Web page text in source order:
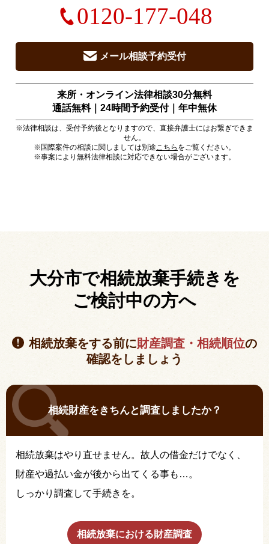
0120-177-048
メール相談予約受付
来所・オンライン法律相談30分無料
通話無料｜24時間予約受付｜ 年中無休
※法律相談は、受付予約後となりますので、直接弁護士にはお繋ぎできま
せん。
※国際案件の相談に関しましては別途こちら をご覧ください。
※事案により無料法律相談に対応できない場合がございます。
大分市で相続放棄手続きを
ご検討中の方へ
相続放棄をする前に財産調査・相続順位の
確認をしましょう
相続財産をきちんと調査しましたか？
相続放棄はやり直せません。故人の借金だけでなく、
財産や過払い金が後から出てくる事も…。
しっかり調査して手続きを。
相続放棄における財産調査